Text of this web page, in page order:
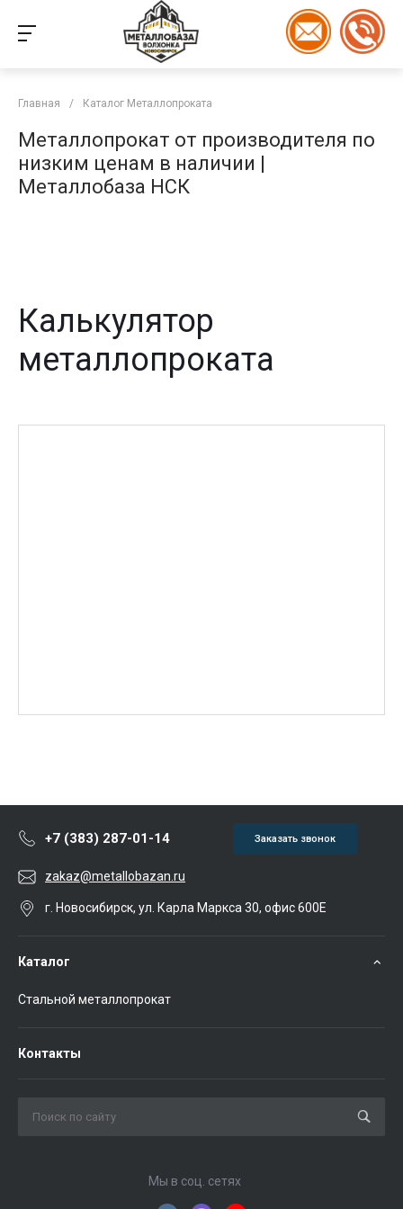
Главная / Каталог Металлопроката
Металлопрокат от производителя по
низким ценам в наличии |
Металлобаза НСК
Калькулятор
металлопроката
+7 (383) 287-01-14 Заказать звонок
zakaz@metallobazan.ru
г. Новосибирск, ул. Карла Маркса 30, офис 600Е
Каталог
Стальной металлопрокат
Контакты
Мы в соц. сетях